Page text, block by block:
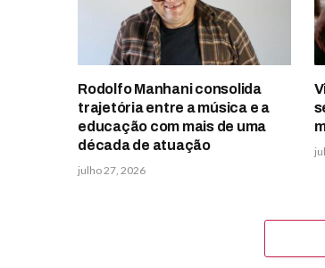
Rodolfo Manhani consolida
trajetória entre a música e a
educação com mais de uma
década de atuação
julho 27, 2026